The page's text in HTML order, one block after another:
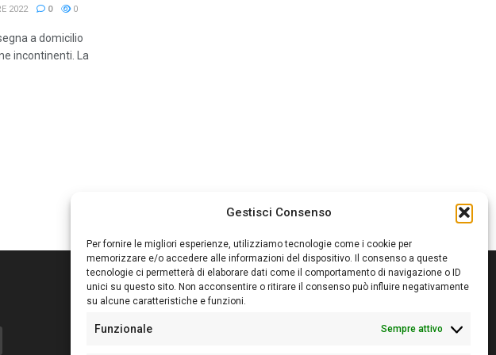
Gestisci Consenso
Per fornire le migliori esperienze, utilizziamo tecnologie come i cookie per
memorizzare e/o accedere alle informazioni del dispositivo. Il consenso a queste
tecnologie ci permetterà di elaborare dati come il comportamento di navigazione o ID
unici su questo sito. Non acconsentire o ritirare il consenso può influire negativamente
su alcune caratteristiche e funzioni.
Funzionale Sempre attivo
2022 0 0
a domicilio
incontinenti. La
Editore:Giampaolo Cirronis Ditta individuale
Sede: